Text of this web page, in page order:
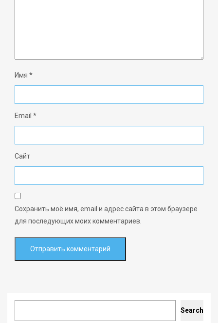
Имя *
Email *
Сайт
Сохранить моё имя, email и адрес сайта в этом браузере
для последующих моих комментариев.
Search